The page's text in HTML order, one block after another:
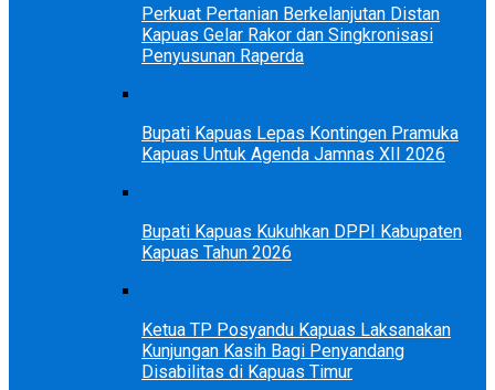
Perkuat Pertanian Berkelanjutan Distan
Kapuas Gelar Rakor dan Singkronisasi
Penyusunan Raperda
Bupati Kapuas Lepas Kontingen Pramuka
Kapuas Untuk Agenda Jamnas XII 2026
Bupati Kapuas Kukuhkan DPPI Kabupaten
Kapuas Tahun 2026
Ketua TP Posyandu Kapuas Laksanakan
Kunjungan Kasih Bagi Penyandang
Disabilitas di Kapuas Timur